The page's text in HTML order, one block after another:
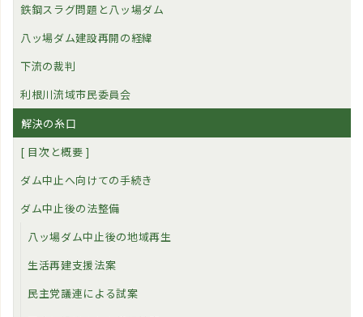
鉄鋼スラグ問題と八ッ場ダム
八ッ場ダム建設再開の経緯
下流の裁判
利根川流域市民委員会
解決の糸口
[ 目次と概要 ]
ダム中止へ向けての手続き
ダム中止後の法整備
八ッ場ダム中止後の地域再生
生活再建支援法案
民主党議連による試案